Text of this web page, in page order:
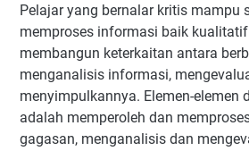
Pelajar yang bernalar kritis mampu
memproses informasi baik
membangun keterkaitan antara
menganalisis informasi,
menyimpulkannya. Elemen-elemen
adalah memperoleh dan
gagasan, menganalisis dan